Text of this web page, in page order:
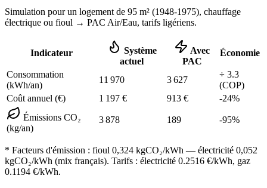
Simulation pour un logement de 95 m² (1948-1975), chauffage
électrique ou fioul → PAC Air/Eau, tarifs ligériens.
Indicateur
Système
actuel
Avec
PAC
Économie
Consommation
(kWh/an)
11 970 3 627
÷ 3.3
(COP)
Coût annuel (€)
1 197 € 913 € -24%
Émissions CO₂
(kg/an)
3 878 189 -95%
* Facteurs d'émission : fioul 0,324 kgCO₂/kWh — électricité 0,052
kgCO₂/kWh (mix français). Tarifs : électricité 0.2516 €/kWh, gaz
0.1194 €/kWh.